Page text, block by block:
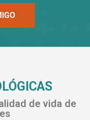
de vida de